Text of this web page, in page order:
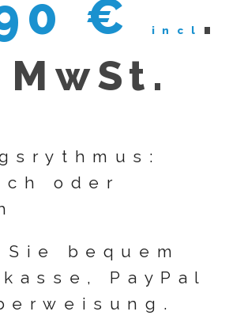
€ incl
.
oder
bequem
PayPal